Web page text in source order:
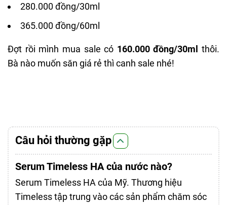
280.000 đồng/30ml
365.000 đồng/60ml
Đợt rồi mình mua sale có 160.000 đồng/30ml
thôi.
Bà nào muốn săn giá rẻ thì canh sale nhé!
Câu hỏi thường gặp
Serum Timeless HA của nước nào?
Serum Timeless HA của Mỹ. Thương hiệu
Timeless tập trung vào các sản phẩm chăm sóc